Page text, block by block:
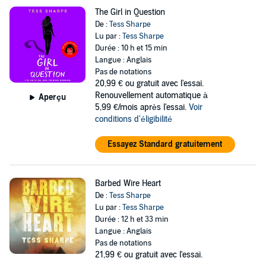
Aperçu
The Girl in Question
De :Tess Sharpe
Lu par :Tess Sharpe
Durée : 10 h et 15 min
Langue : Anglais
Pas de notations
20,99 € ou gratuit avec l'essai.
Renouvellement automatique à
5,99 €/mois après l'essai. Voir
conditions d'éligibilité
Essayez Standard gratuitement
Barbed Wire Heart
De :Tess Sharpe
Lu par :Tess Sharpe
Durée : 12 h et 33 min
Langue : Anglais
Pas de notations
21,99 € ou gratuit avec l'essai.